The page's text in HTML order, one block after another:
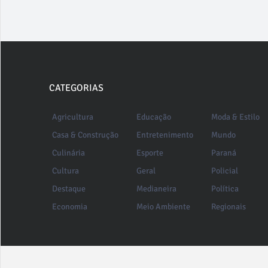
CATEGORIAS
Agricultura
Casa & Construção
Culinária
Cultura
Destaque
Economia
Educação
Entretenimento
Esporte
Geral
Medianeira
Meio Ambiente
Moda & Estilo
Mundo
Paraná
Policial
Política
Regionais